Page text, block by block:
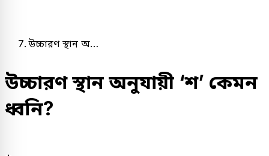
উচ্চারণ স্থান অ…
উচ্চারণ স্থান অনুযায়ী ‘শ’ কেমন
ধ্বনি?